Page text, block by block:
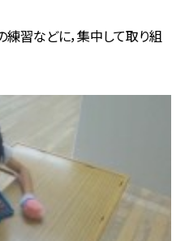
練習などに，集中して取り組